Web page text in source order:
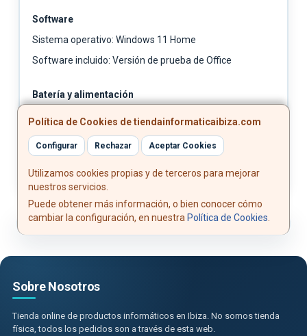
Software
Sistema operativo: Windows 11 Home
Software incluido: Versión de prueba de Office
Batería y alimentación
Adaptador: 65 W con conector redondo
Política de Cookies de tiendainformaticaibiza.com
Configurar Rechazar Aceptar Cookies
Utilizamos cookies propias y de terceros para mejorar
nuestros servicios.
Puede obtener más información, o bien conocer cómo
cambiar la configuración, en nuestra Política de Cookies
Sobre Nosotros
Tienda online de productos informáticos en Ibiza. No somos tienda
física, todos los pedidos son a través de esta web.